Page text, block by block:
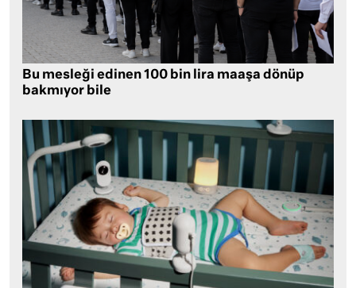
Bu mesleği edinen 100 bin lira maaşa dönüp
bakmıyor bile